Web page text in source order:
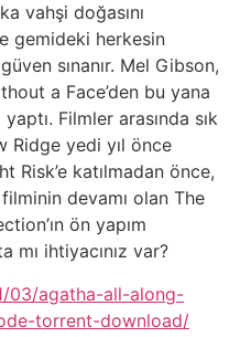
vahşi doğasını
gemideki herkesin
sınanır. Mel Gibson,
a Face’den bu yana
Filmler arasında sık
Ridge yedi yıl önce
Risk’e katılmadan önce,
devamı olan The
ön yapım
mı ihtiyacınız var?
03/agatha-all-along-
torrent-download/